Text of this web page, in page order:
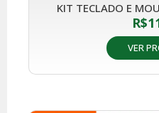
KIT TECLADO E
R$
VER